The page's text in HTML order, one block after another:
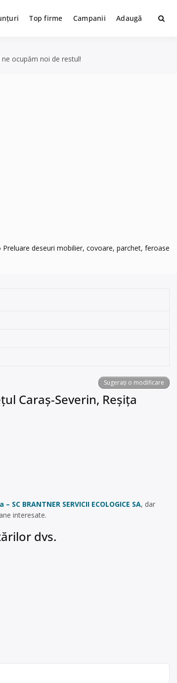
Top firme Campanii Adaugă
ne ocupăm noi de restul!
Preluare deseuri mobilier, covoare, parchet, feroase
Sugerați o modificare
Caraș-Severin, Reșița
BRANTNER SERVICII ECOLOGICE SA, dar
interesate.
dvs.